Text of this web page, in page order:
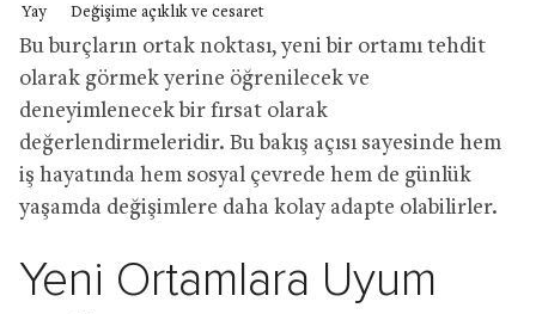
Yay
Değişime açıklık ve cesaret
Bu burçların ortak noktası, yeni bir ortamı tehdit
olarak görmek yerine öğrenilecek ve
deneyimlenecek bir fırsat olarak
değerlendirmeleridir. Bu bakış açısı sayesinde hem
iş hayatında hem sosyal çevrede hem de günlük
yaşamda değişimlere daha kolay adapte olabilirler.
Yeni Ortamlara Uyum